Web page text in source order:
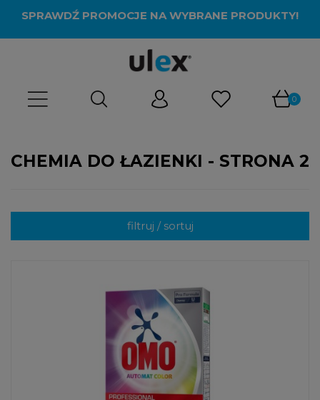
SPRAWDŹ PROMOCJE NA WYBRANE PRODUKTY!
CHEMIA DO ŁAZIENKI - STRONA 2
filtruj / sortuj